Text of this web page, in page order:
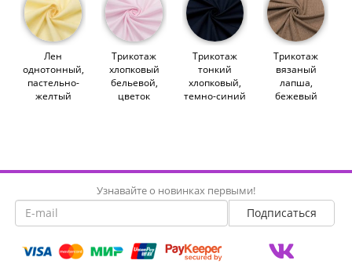
Лен
однотонный,
пастельно-
желтый
Трикотаж
хлопковый
бельевой,
цветок
Трикотаж
тонкий
хлопковый,
темно-синий
Трикотаж
вязаный
лапша,
бежевый
Узнавайте о новинках первыми!